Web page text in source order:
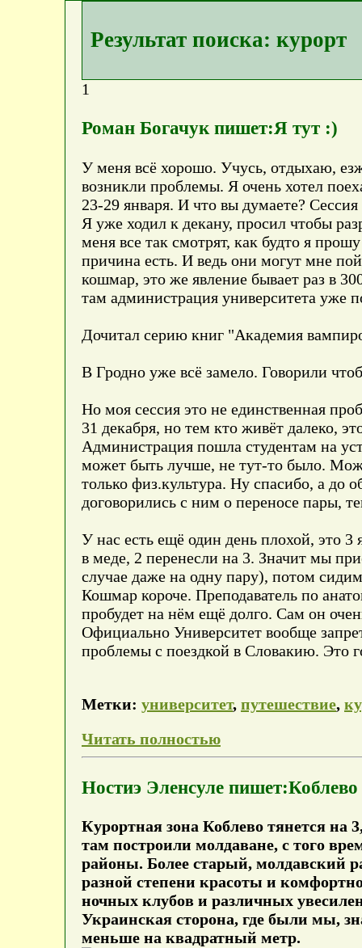
Результат поиска: курорт
1
Роман Богачук пишет:Я тут :)
У меня всё хорошо. Учусь, отдыхаю,
возникли проблемы. Я очень хотел
23-29 января. И что вы думаете?
Я уже ходил к декану, просил чтобы
меня все так смотрят, как будто я
причина есть. И ведь они могут мне
кошмар, это же явление бывает раз в
там администрация университета уже
Дочитал серию книг "Академия
В Гродно уже всё замело. Говорили
Но моя сессия это не единственная
31 декабря, но тем кто живёт далеко,
Администрация пошла студентам на
может быть лучше, не тут-то было.
только физ.культура. Ну спасибо, а до
договорились с ним о переносе пары,
У нас есть ещё один день плохой, это
в меде, 2 перенесли на 3. Значит мы
случае даже на одну пару), потом
Кошмар короче. Преподаватель по
пробудет на нём ещё долго. Сам он
Официально Университет вообще
проблемы с поездкой в Словакию.
Метки: университет, путешествие,
Читать полностью
Ностиэ Эленсуле пишет:Коблево
Курортная зона Коблево тянется на
там построили молдаване, с того
районы. Более старый, молдавский
разной степени красоты и
ночных клубов и различных
Украинская сторона, где были мы,
меньше на квадратный метр.